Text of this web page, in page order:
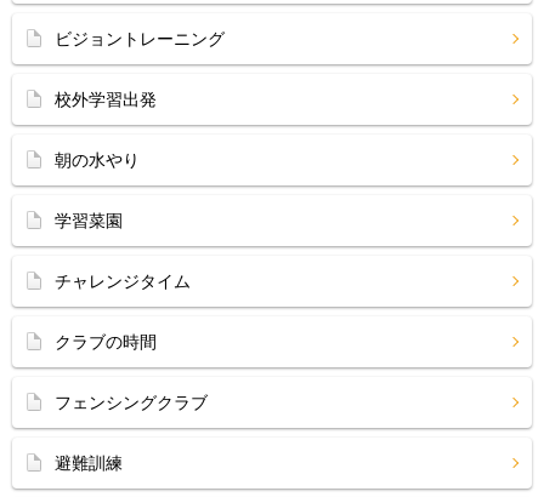
ビジョントレーニング
校外学習出発
朝の水やり
学習菜園
チャレンジタイム
クラブの時間
フェンシングクラブ
避難訓練